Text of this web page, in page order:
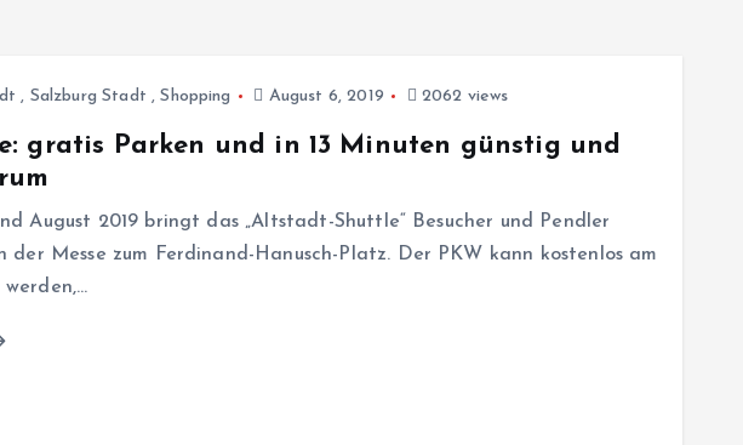
, Salzburg Stadt ,Shopping August 6, 2019 2062 views
gratis Parken und in 13 Minuten günstig und
August 2019 bringt das „Altstadt-Shuttle“ Besucher und Pendler
der Messe zum Ferdinand-Hanusch-Platz. Der PKW kann kostenlos am
werden,…